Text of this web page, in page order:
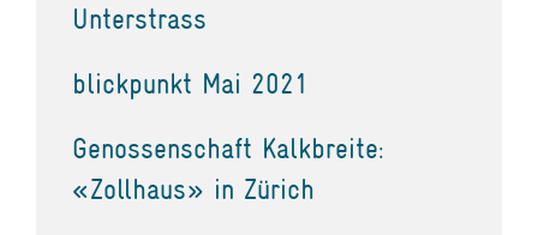
Unterstrass
blickpunkt Mai 2021
Genossenschaft Kalkbreite:
«Zollhaus» in Zürich